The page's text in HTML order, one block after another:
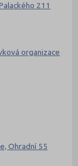
211
organizace
Ohradní 55